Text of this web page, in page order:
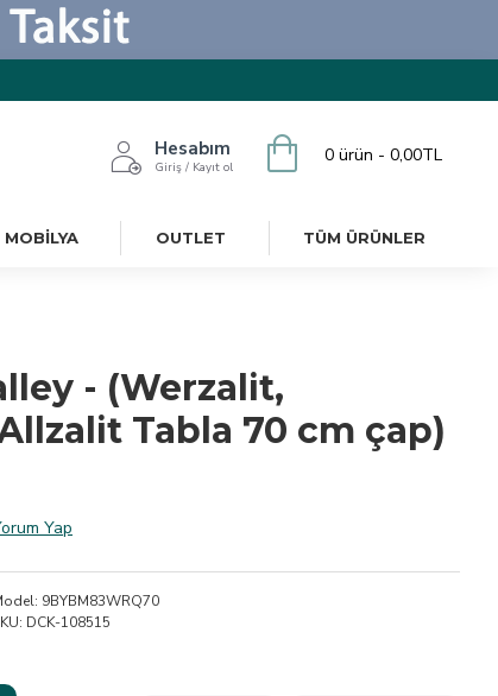
Hesabım
Giriş / Kayıt ol
0 ürün - 0,00TL
MOBILYA OUTLET TÜM ÜRÜNLER
- (Werzalit,
Tabla 70 cm çap)
Yap
9BYBM83WRQ70
DCK-108515